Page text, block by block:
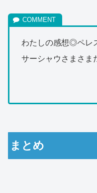
わたしの感想◎ペレ
サーシャウさまさま
まとめ